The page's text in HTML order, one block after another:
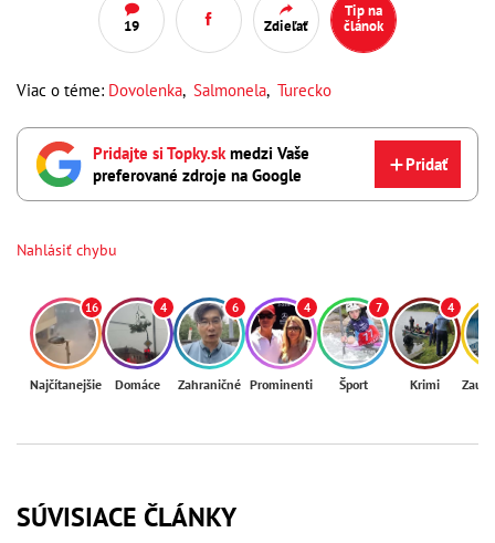
19 Zdieľať
Tip na
článok
Viac o téme: Dovolenka, Salmonela, Turecko
Pridajte si Topky.sk medzi Vaše
preferované zdroje na Google
Pridať
Nahlásiť chybu
16
Najčítanejšie
4
Domáce
6
Zahraničné
4
Prominenti
7
Šport
4
Krimi
SÚVISIACE ČLÁNKY